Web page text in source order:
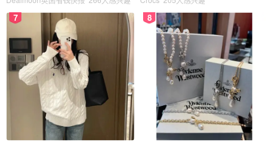
下半年入场券 DIY蛋糕
7 8